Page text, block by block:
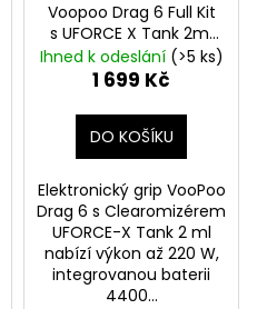
Voopoo Drag 6 Full Kit
s UFORCE X Tank 2ml
Brown4400mAh
Ihned k odeslání (>5 ks)
1 699 Kč
DO KOŠÍKU
Elektronický grip VooPoo
Drag 6 s Clearomizérem
UFORCE-X Tank 2 ml
nabízí výkon až 220 W,
integrovanou baterii
4400...